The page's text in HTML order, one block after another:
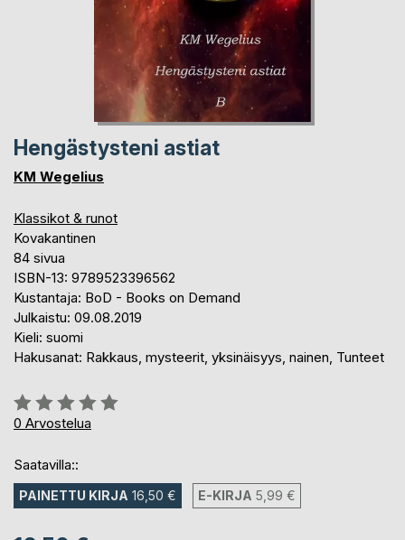
Hengästysteni astiat
KM Wegelius
Klassikot & runot
Kovakantinen
84 sivua
ISBN-13: 9789523396562
Kustantaja: BoD - Books on Demand
Julkaistu: 09.08.2019
Kieli: suomi
Hakusanat: Rakkaus, mysteerit, yksinäisyys, nainen, Tunteet
Arvostelu::
0%
0 Arvostelua
Saatavilla::
PAINETTU KIRJA 16,50 € E-KIRJA 5,99 €